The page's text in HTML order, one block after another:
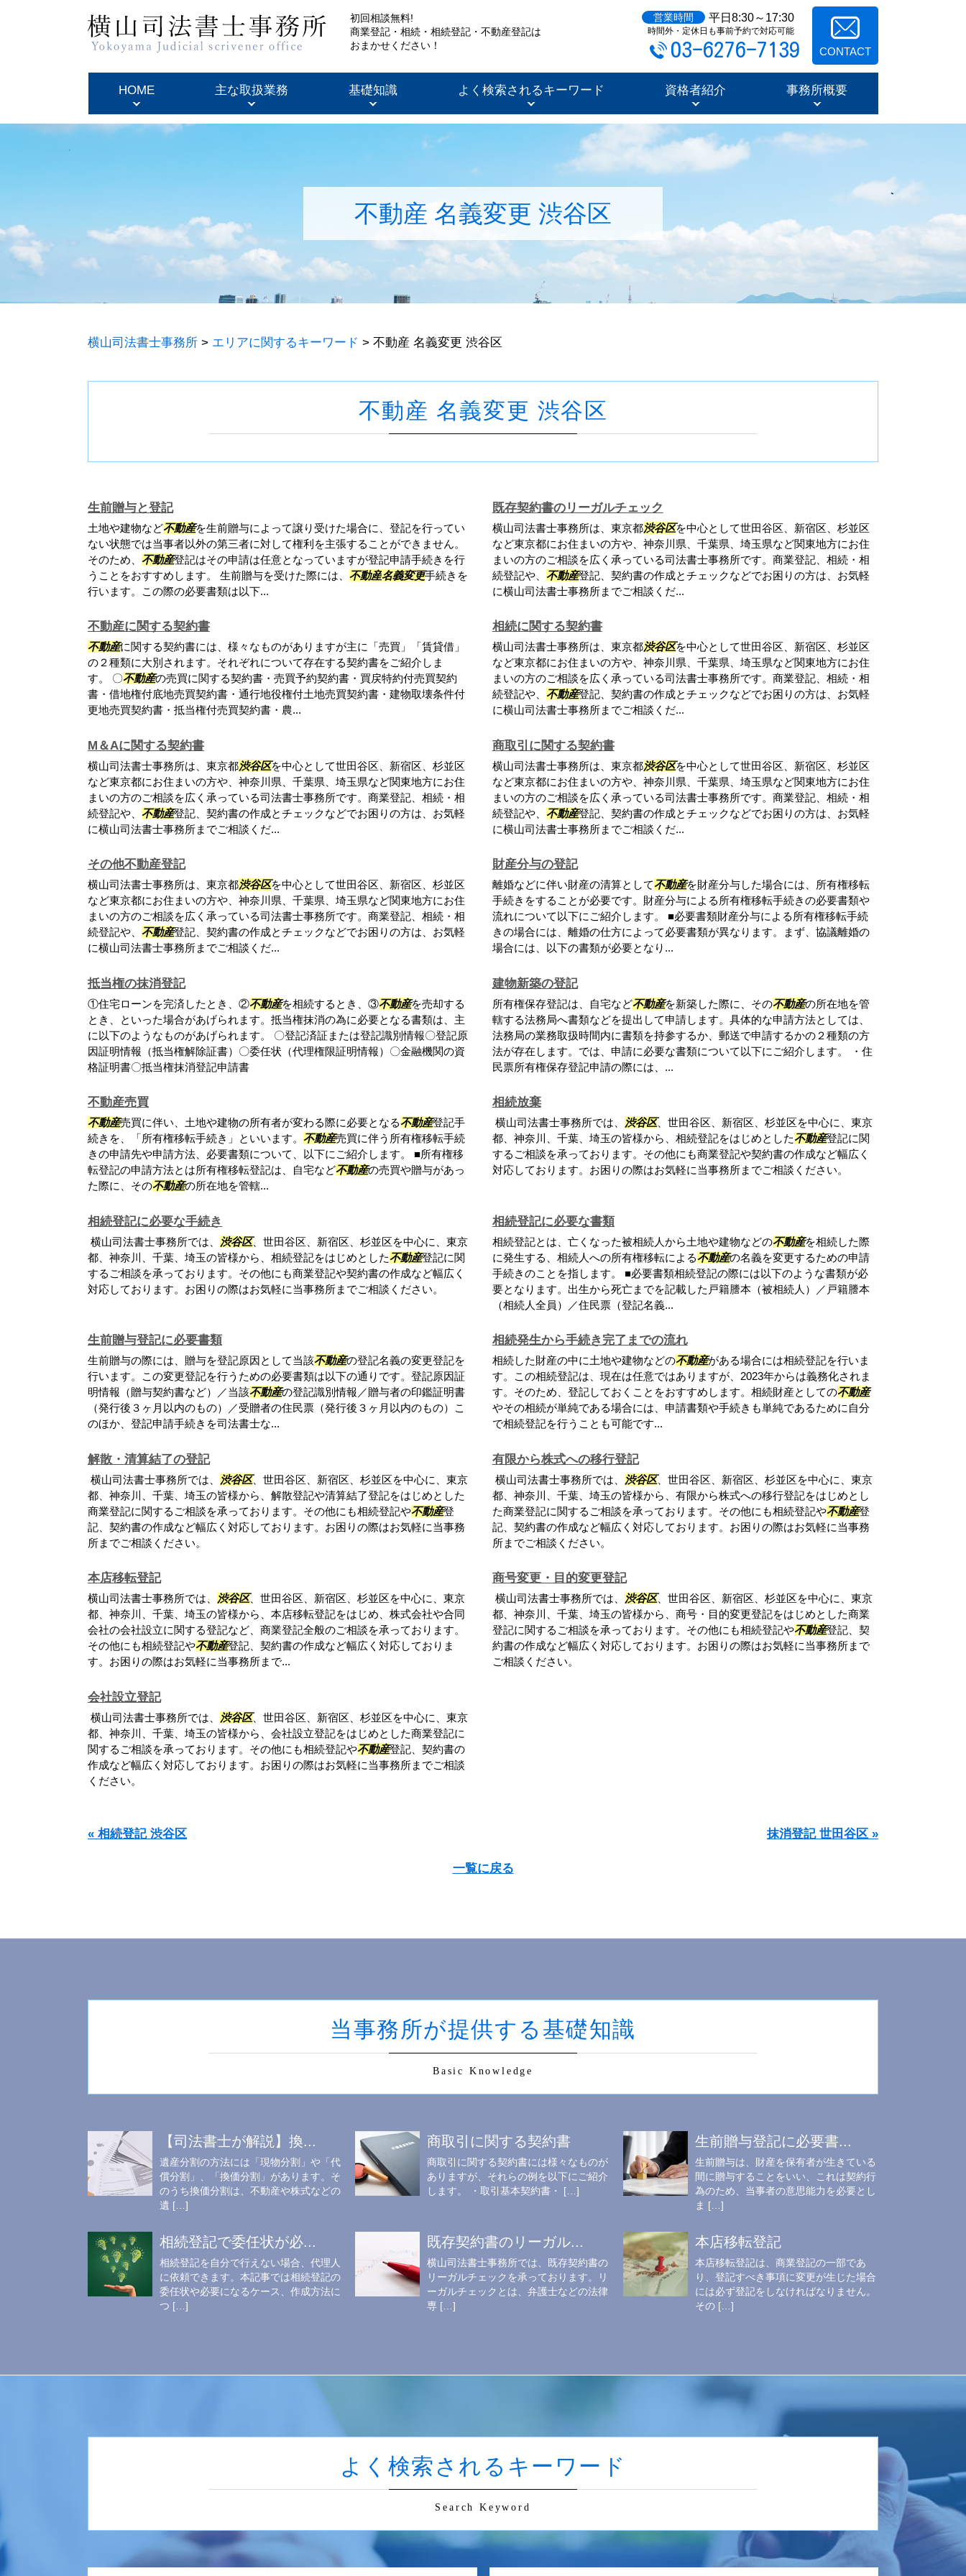
不動産 名義変更 渋谷区
初回相談無料!
商業登記・相続・相続登記・不動産登記は
おまかせください！
営業時間 平日8:30～17:30
時間外・定休日も事前予約で対応可能
03-6276-7139 CONTACT
HOME 主な取扱業務 基礎知識 よく検索されるキーワード 資格者紹介 事務所概要
横山司法書士事務所 > エリアに関するキーワード > 不動産 名義変更 渋谷区
不動産 名義変更 渋谷区
生前贈与と登記
土地や建物など不動産を生前贈与によって譲り受けた場合に、登記を行ってい
ない状態では当事者以外の第三者に対して権利を主張することができません。
そのため、 不動産登記はその申請は任意となっていますが登記申請手続きを行
うことをおすすめします。 生前贈与を受けた際には、 不動産名義変更手続きを
行います。この際の必要書類は以下...
既存契約書のリーガルチェック
横山司法書士事務所は、東京都渋谷区を中心として世田谷区、新宿区、杉並区
など東京都にお住まいの方や、神奈川県、千葉県、埼玉県など関東地方にお住
まいの方のご相談を広く承っている司法書士事務所です。商業登記、相続・相
続登記や、 不動産登記、契約書の作成とチェックなどでお困りの方は、お気軽
に横山司法書士事務所までご相談くだ...
不動産に関する契約書
不動産に関する契約書には、様々なものがありますが主に「売買」「賃貸借」
の２種類に大別されます。それぞれについて存在する契約書をご紹介しま
す。 〇不動産の売買に関する契約書・売買予約契約書・買戻特約付売買契約
書・借地権付底地売買契約書・通行地役権付土地売買契約書・建物取壊条件付
更地売買契約書・抵当権付売買契約書・農...
相続に関する契約書
横山司法書士事務所は、東京都渋谷区を中心として世田谷区、新宿区、杉並区
など東京都にお住まいの方や、神奈川県、千葉県、埼玉県など関東地方にお住
まいの方のご相談を広く承っている司法書士事務所です。商業登記、相続・相
続登記や、 不動産登記、契約書の作成とチェックなどでお困りの方は、お気軽
に横山司法書士事務所までご相談くだ...
M＆Aに関する契約書
横山司法書士事務所は、東京都渋谷区を中心として世田谷区、新宿区、杉並区
など東京都にお住まいの方や、神奈川県、千葉県、埼玉県など関東地方にお住
まいの方のご相談を広く承っている司法書士事務所です。商業登記、相続・相
続登記や、 不動産登記、契約書の作成とチェックなどでお困りの方は、お気軽
に横山司法書士事務所までご相談くだ...
商取引に関する契約書
横山司法書士事務所は、東京都渋谷区を中心として世田谷区、新宿区、杉並区
など東京都にお住まいの方や、神奈川県、千葉県、埼玉県など関東地方にお住
まいの方のご相談を広く承っている司法書士事務所です。商業登記、相続・相
続登記や、 不動産登記、契約書の作成とチェックなどでお困りの方は、お気軽
に横山司法書士事務所までご相談くだ...
その他不動産登記
横山司法書士事務所は、東京都渋谷区を中心として世田谷区、新宿区、杉並区
など東京都にお住まいの方や、神奈川県、千葉県、埼玉県など関東地方にお住
まいの方のご相談を広く承っている司法書士事務所です。商業登記、相続・相
続登記や、 不動産登記、契約書の作成とチェックなどでお困りの方は、お気軽
に横山司法書士事務所までご相談くだ...
財産分与の登記
離婚などに伴い財産の清算として不動産を財産分与した場合には、所有権移転
手続きをすることが必要です。財産分与による所有権移転手続きの必要書類や
流れについて以下にご紹介します。 ■必要書類財産分与による所有権移転手続
きの場合には、離婚の仕方によって必要書類が異なります。まず、協議離婚の
場合には、以下の書類が必要となり...
抵当権の抹消登記
①住宅ローンを完済したとき、②不動産を相続するとき、③不動産を売却する
とき、といった場合があげられます。抵当権抹消の為に必要となる書類は、主
に以下のようなものがあげられます。 〇登記済証または登記識別情報〇登記原
因証明情報（抵当権解除証書）〇委任状（代理権限証明情報）〇金融機関の資
格証明書〇抵当権抹消登記申請書
建物新築の登記
所有権保存登記は、自宅など不動産を新築した際に、その不動産の所在地を管
轄する法務局へ書類などを提出して申請します。具体的な申請方法としては、
法務局の業務取扱時間内に書類を持参するか、郵送で申請するかの２種類の方
法が存在します。では、申請に必要な書類について以下にご紹介します。 ・住
民票所有権保存登記申請の際には、...
不動産売買
不動産売買に伴い、土地や建物の所有者が変わる際に必要となる不動産登記手
続きを、「所有権移転手続き」といいます。 不動産売買に伴う所有権移転手続
きの申請先や申請方法、必要書類について、以下にご紹介します。 ■所有権移
転登記の申請方法とは所有権移転登記は、自宅など不動産の売買や贈与があっ
た際に、その不動産の所在地を管轄...
相続放棄
横山司法書士事務所では、 渋谷区、世田谷区、新宿区、杉並区を中心に、東京
都、神奈川、千葉、埼玉の皆様から、相続登記をはじめとした不動産登記に関
するご相談を承っております。その他にも商業登記や契約書の作成など幅広く
対応しております。お困りの際はお気軽に当事務所までご相談ください。
相続登記に必要な手続き
横山司法書士事務所では、 渋谷区、世田谷区、新宿区、杉並区を中心に、東京
都、神奈川、千葉、埼玉の皆様から、相続登記をはじめとした不動産登記に関
するご相談を承っております。その他にも商業登記や契約書の作成など幅広く
対応しております。お困りの際はお気軽に当事務所までご相談ください。
相続登記に必要な書類
相続登記とは、亡くなった被相続人から土地や建物などの不動産を相続した際
に発生する、相続人への所有権移転による不動産の名義を変更するための申請
手続きのことを指します。 ■必要書類相続登記の際には以下のような書類が必
要となります。出生から死亡までを記載した戸籍謄本（被相続人）／戸籍謄本
（相続人全員）／住民票（登記名義...
生前贈与登記に必要書類
生前贈与の際には、贈与を登記原因として当該不動産の登記名義の変更登記を
行います。この変更登記を行うための必要書類は以下の通りです。登記原因証
明情報（贈与契約書など）／当該不動産の登記識別情報／贈与者の印鑑証明書
（発行後３ヶ月以内のもの）／受贈者の住民票（発行後３ヶ月以内のもの）こ
のほか、登記申請手続きを司法書士な...
相続発生から手続き完了までの流れ
相続した財産の中に土地や建物などの不動産がある場合には相続登記を行いま
す。この相続登記は、現在は任意ではありますが、2023年からは義務化されま
す。そのため、登記しておくことをおすすめします。相続財産としての不動産
やその相続が単純である場合には、申請書類や手続きも単純であるために自分
で相続登記を行うことも可能です...
解散・清算結了の登記
横山司法書士事務所では、 渋谷区、世田谷区、新宿区、杉並区を中心に、東京
都、神奈川、千葉、埼玉の皆様から、解散登記や清算結了登記をはじめとした
商業登記に関するご相談を承っております。その他にも相続登記や不動産登
記、契約書の作成など幅広く対応しております。お困りの際はお気軽に当事務
所までご相談ください。
有限から株式への移行登記
横山司法書士事務所では、 渋谷区、世田谷区、新宿区、杉並区を中心に、東京
都、神奈川、千葉、埼玉の皆様から、有限から株式への移行登記をはじめとし
た商業登記に関するご相談を承っております。その他にも相続登記や不動産登
記、契約書の作成など幅広く対応しております。お困りの際はお気軽に当事務
所までご相談ください。
本店移転登記
横山司法書士事務所では、 渋谷区、世田谷区、新宿区、杉並区を中心に、東京
都、神奈川、千葉、埼玉の皆様から、本店移転登記をはじめ、株式会社や合同
会社の会社設立に関する登記など、商業登記全般のご相談を承っております。
その他にも相続登記や不動産登記、契約書の作成など幅広く対応しておりま
す。お困りの際はお気軽に当事務所まで...
商号変更・目的変更登記
横山司法書士事務所では、 渋谷区、世田谷区、新宿区、杉並区を中心に、東京
都、神奈川、千葉、埼玉の皆様から、商号・目的変更登記をはじめとした商業
登記に関するご相談を承っております。その他にも相続登記や不動産登記、契
約書の作成など幅広く対応しております。お困りの際はお気軽に当事務所まで
ご相談ください。
会社設立登記
横山司法書士事務所では、 渋谷区、世田谷区、新宿区、杉並区を中心に、東京
都、神奈川、千葉、埼玉の皆様から、会社設立登記をはじめとした商業登記に
関するご相談を承っております。その他にも相続登記や不動産登記、契約書の
作成など幅広く対応しております。お困りの際はお気軽に当事務所までご相談
ください。
« 相続登記 渋谷区 抹消登記 世田谷区 »
一覧に戻る
当事務所が提供する基礎知識
Basic Knowledge
【司法書士が解説】換...
遺産分割の方法には「現物分割」や「代
償分割」、「換価分割」があります。そ
のうち換価分割は、不動産や株式などの
遺 […]
商取引に関する契約書
商取引に関する契約書には様々なものが
ありますが、それらの例を以下にご紹介
します。 ・取引基本契約書・ […]
生前贈与登記に必要書...
生前贈与は、財産を保有者が生きている
間に贈与することをいい、これは契約行
為のため、当事者の意思能力を必要とし
ま […]
相続登記で委任状が必...
相続登記を自分で行えない場合、代理人
に依頼できます。本記事では相続登記の
委任状や必要になるケース、作成方法に
つ […]
既存契約書のリーガル...
横山司法書士事務所では、既存契約書の
リーガルチェックを承っております。リ
ーガルチェックとは、弁護士などの法律
専 […]
本店移転登記
本店移転登記は、商業登記の一部であ
り、登記すべき事項に変更が生じた場合
には必ず登記をしなければなりません。
その […]
よく検索されるキーワード
Search Keyword